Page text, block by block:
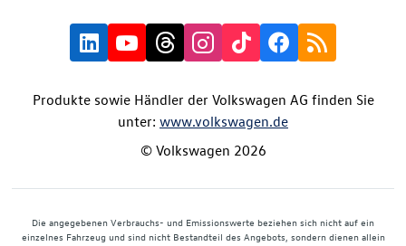
Produkte sowie Händler der Volkswagen AG finden Sie
unter: www.volkswagen.de
© Volkswagen 2026
Die angegebenen Verbrauchs- und Emissionswerte beziehen sich nicht auf ein
einzelnes Fahrzeug und sind nicht Bestandteil des Angebots, sondern dienen allein